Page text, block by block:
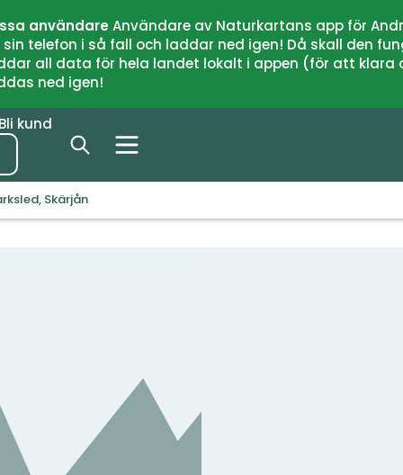
användareAnvändare av Naturkartans app för
telefon i så fall och laddar ned igen! Då skall den
all data för hela landet lokalt i appen (för att
ned igen!
Bli kund
Skärjån